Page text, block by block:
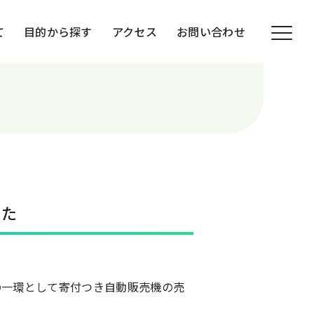
目的から探す アクセス お問い合わせ
環として寄付つき自動販売機の売